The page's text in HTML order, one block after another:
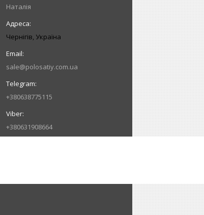
Наталія
Чернігів, Україна
sale@polosatiy.com.ua
+380638775115
+380631908664